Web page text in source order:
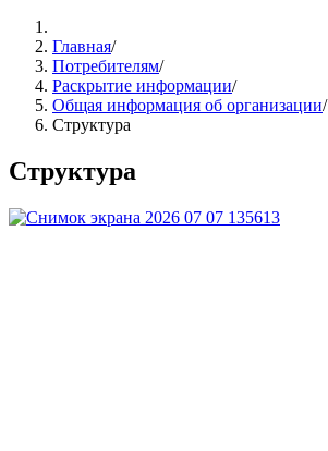
Главная/
Потребителям/
Раскрытие информации/
Общая информация об организации/
Структура
Структура